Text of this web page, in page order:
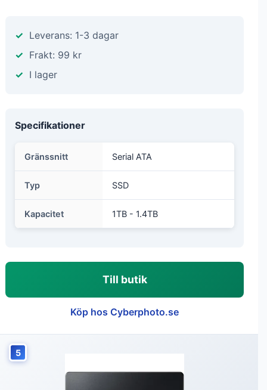
Leverans: 1-3 dagar
Frakt: 99 kr
I lager
Specifikationer
Gränssnitt Serial ATA
Typ SSD
Kapacitet 1TB - 1.4TB
Till butik
Köp hos Cyberphoto.se
5